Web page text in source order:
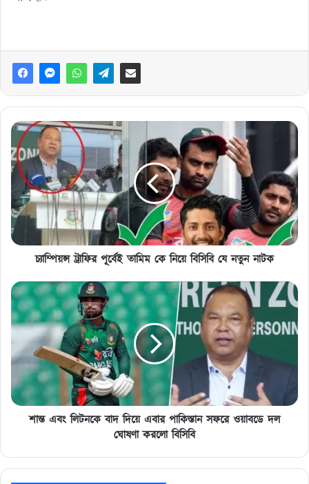
চ্যাম্পিয়ন্স
ট্রাফির
পূর্বেই
তামিম
নিয়ে
বিসিবি
যে
নতুন
চ্যাম্পিয়ন্স ট্রাফির পূর্বেই তামিম কে নিয়ে বিসিবি যে নতুন নাটক
শান্ত
এবং
লিটনকে
বাদ
দিয়ে
এবার
পাকিস্তান
সফরে
ওয়াবডে
শান্ত এবং লিটনকে বাদ দিয়ে এবার পাকিস্তান সফরে ওয়াবডে দল
ঘোষণা করলো বিসিবি